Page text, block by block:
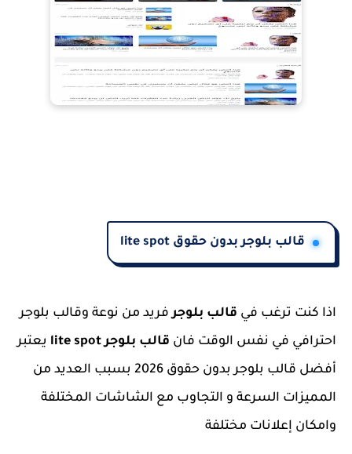
قالب بلوجر بدون حقوق lite spot
اذا كنت ترغب في قالب بلوجرفريد من نوعة وقالب بلوجر
احترافي في نفس الوقت فان قالب بلوجر lite spot
يعتبر
أفضل قالب بلوجر بدون حقوق 2026 بسبب العديد من
المميزات السرعة و التجاوب مع الشاشات المختلفة
وامكان إعلانات مختلفة